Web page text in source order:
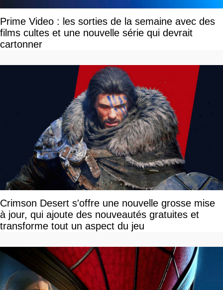
Prime Video : les sorties de la semaine avec des
films cultes et une nouvelle série qui devrait
cartonner
Crimson Desert s'offre une nouvelle grosse mise
à jour, qui ajoute des nouveautés gratuites et
transforme tout un aspect du jeu